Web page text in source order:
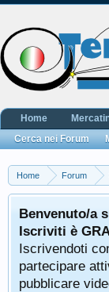
Home Forum
Benvenuto/a
Iscriviti è
Iscrivendoti
partecipare
pubblicare
Home
Cerca nei Forum